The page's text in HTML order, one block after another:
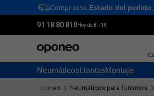
Ctrl
Compruebe Estado del pedido
91 18 80 810Hoy de:8 - 19
Neumáticos LlantasMontaje
Oponeo Neumáticos para Turismos